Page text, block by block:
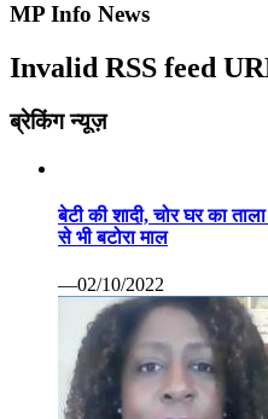
MP Info News
Invalid RSS feed
ब्रेकिंग न्यूज़
बेटी की शादी, चोर घर का
से भी बटोरा माल
—02/10/2022